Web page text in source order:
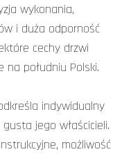
wykonania,
i duża odporność
cechy drzwi
południu Polski.
indywidualny
jego właścicieli.
możliwość